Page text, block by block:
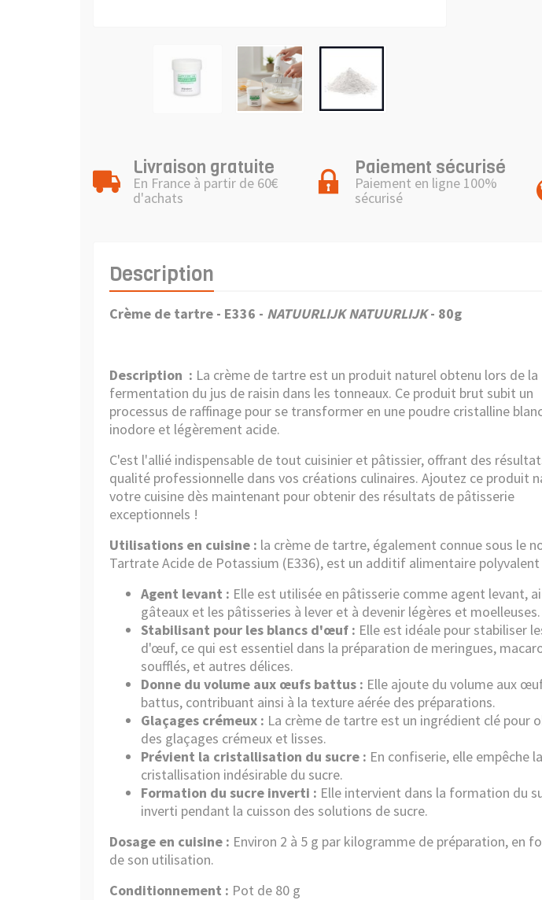
Livraison gratuite
En France à partir de 60€
d'achats
Paiement sécurisé
Paiement en ligne 100%
sécurisé
Description
Crème de tartre - E336 - NATUURLIJK NATUURLIJK- 80g
Description : La crème de tartre est un produit naturel obtenu lors de la
fermentation du jus de raisin dans les tonneaux. Ce produit brut subit un
processus de raffinage pour se transformer en une poudre cristalline
inodore et légèrement acide.
C'est l'allié indispensable de tout cuisinier et pâtissier, offrant des
qualité professionnelle dans vos créations culinaires. Ajoutez ce produit
votre cuisine dès maintenant pour obtenir des résultats de pâtisserie
exceptionnels !
Utilisations en cuisine : la crème de tartre, également connue sous le
Tartrate Acide de Potassium (E336), est un additif alimentaire polyvalent
Agent levant : Elle est utilisée en pâtisserie comme agent levant,
gâteaux et les pâtisseries à lever et à devenir légères et moelleuses.
Stabilisant pour les blancs d'œuf : Elle est idéale pour stabiliser
d'œuf, ce qui est essentiel dans la préparation de meringues,
soufflés, et autres délices.
Donne du volume aux œufs battus : Elle ajoute du volume aux
battus, contribuant ainsi à la texture aérée des préparations.
Glaçages crémeux : La crème de tartre est un ingrédient clé pour
des glaçages crémeux et lisses.
Prévient la cristallisation du sucre : En confiserie, elle empêche la
cristallisation indésirable du sucre.
Formation du sucre inverti : Elle intervient dans la formation du
inverti pendant la cuisson des solutions de sucre.
Dosage en cuisine : Environ 2 à 5 g par kilogramme de préparation, en
de son utilisation.
Conditionnement : Pot de 80 g